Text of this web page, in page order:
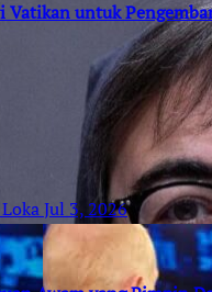
Vatikan untuk
Jul 3, 2026